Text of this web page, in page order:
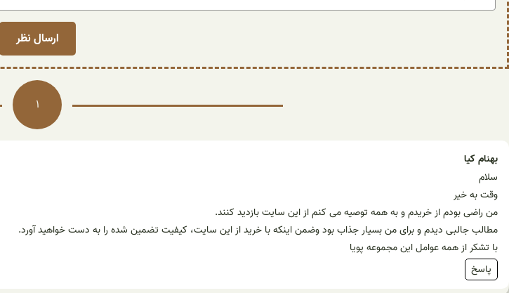
1
بهنام کیا
سلام
وقت به خیر
من راضی بودم از خریدم و به همه توصیه می کنم از این سایت بازدید کنند.
مطالب جالبی دیدم و برای من بسیار جذاب بود وضمن اینکه با خرید از این سایت، کیفیت تضمین شده را به دست خواهید آورد.
با تشکر از همه عوامل این مجموعه پویا
پاسخ